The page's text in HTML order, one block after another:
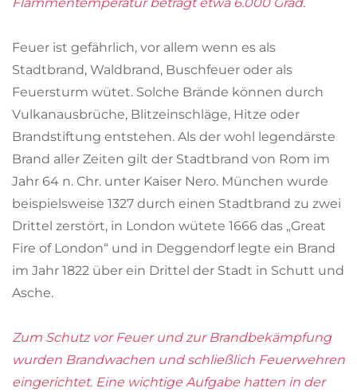
Flammentemperatur beträgt etwa 6.000 Grad.
Feuer ist gefährlich, vor allem wenn es als
Stadtbrand, Waldbrand, Buschfeuer oder als
Feuersturm wütet. Solche Brände können durch
Vulkanausbrüche, Blitzeinschläge, Hitze oder
Brandstiftung entstehen. Als der wohl legendärste
Brand aller Zeiten gilt der Stadtbrand von Rom im
Jahr 64 n. Chr. unter Kaiser Nero. München wurde
beispielsweise 1327 durch einen Stadtbrand zu zwei
Drittel zerstört, in London wütete 1666 das „Great
Fire of London“ und in Deggendorf legte ein Brand
im Jahr 1822 über ein Drittel der Stadt in Schutt und
Asche.
Zum Schutz vor Feuer und zur Brandbekämpfung
wurden Brandwachen und schließlich Feuerwehren
eingerichtet. Eine wichtige Aufgabe hatten in der